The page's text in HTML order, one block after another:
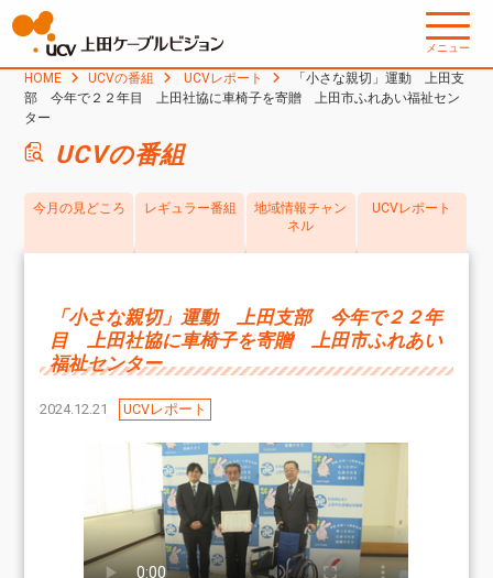
メニュー
HOME UCVの番組 UCVレポート
「小さな親切」運動 上田支
部 今年で２２年目 上田社協に車椅子を寄贈 上田市ふれあい福祉セン
ター
UCVの番組
今月の見どころ レギュラー番組
地域情報チャン
ネル
UCVレポート
「小さな親切」運動 上田支部 今年で２２年
目 上田社協に車椅子を寄贈 上田市ふれあい
福祉センター
2024.12.21 UCVレポート